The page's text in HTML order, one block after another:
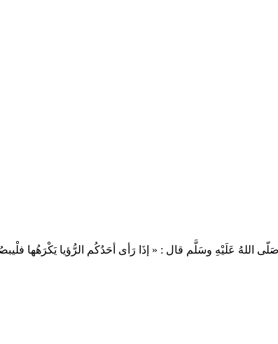
عَلَيْهِ وسَلَّم قال : « إذَا رَأى أحَدُكُم الرُّؤيا يَكْرَهُها